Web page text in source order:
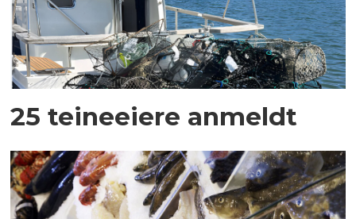
25 teineeiere anmeldt